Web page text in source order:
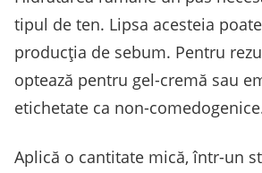
tipul de ten. Lipsa acesteia
producția de sebum. Pentru
optează pentru gel-cremă sau
etichetate ca non-
Aplică o cantitate mică, într-un